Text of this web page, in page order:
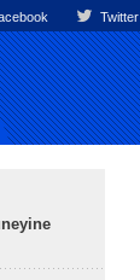
Twitter